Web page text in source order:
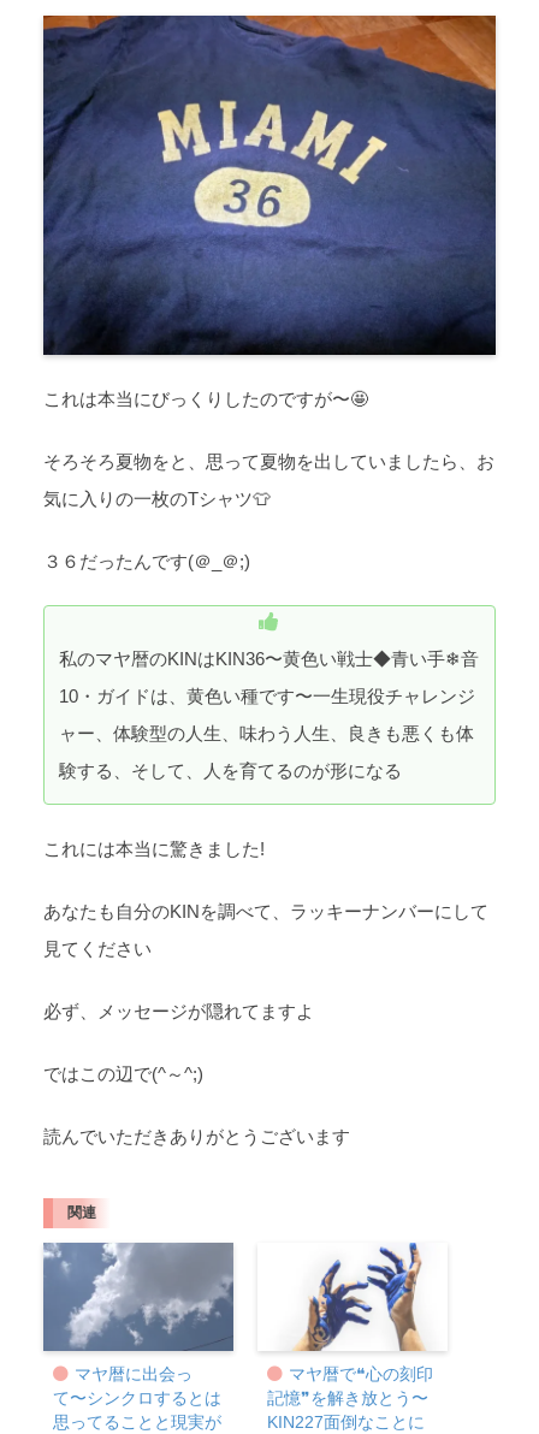
これは本当にびっくりしたのですが〜🤩
そろそろ夏物をと、思って夏物を出していましたら、お
気に入りの一枚のTシャツ👕
３６だったんです(＠_＠;)
私のマヤ暦のKINはKIN36〜黄色い戦士◆青い手❄音
10・ガイドは、黄色い種です〜一生現役チャレンジ
ャー、体験型の人生、味わう人生、良きも悪くも体
験する、そして、人を育てるのが形になる
これには本当に驚きました!
あなたも自分のKINを調べて、ラッキーナンバーにして
見てください
必ず、メッセージが隠れてますよ
ではこの辺で(⁠^⁠～⁠^⁠;⁠)⁠ゞ
読んでいただきありがとうございます
関連
マヤ暦に出会っ
て〜シンクロするとは
思ってることと現実が
マヤ暦で❝心の刻印
記憶❞を解き放とう〜
KIN227面倒なことに